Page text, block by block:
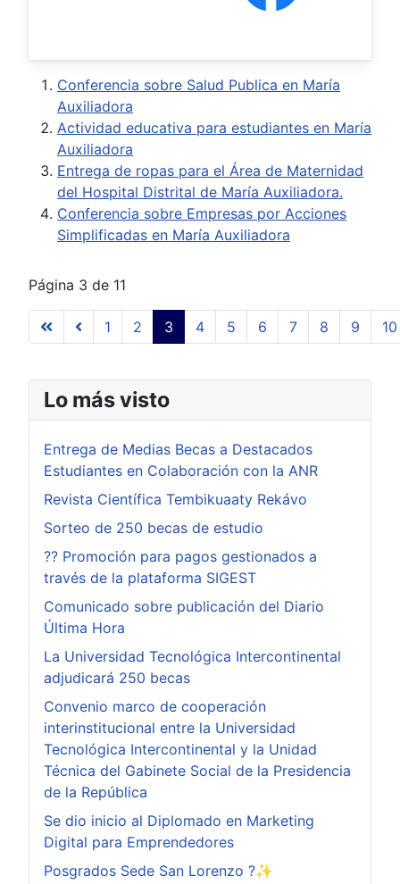
Conferencia sobre Salud Publica en María
Auxiliadora
Actividad educativa para estudiantes en María
Auxiliadora
Entrega de ropas para el Área de Maternidad
del Hospital Distrital de María Auxiliadora.
Conferencia sobre Empresas por Acciones
Simplificadas en María Auxiliadora
Página 3 de 11
1 2 3 4 5 6 7 8 9 10
Lo más visto
Entrega de Medias Becas a Destacados
Estudiantes en Colaboración con la ANR
Revista Científica Tembikuaaty Rekávo
Sorteo de 250 becas de estudio
?? Promoción para pagos gestionados a
través de la plataforma SIGEST
Comunicado sobre publicación del Diario
Última Hora
La Universidad Tecnológica Intercontinental
adjudicará 250 becas
Convenio marco de cooperación
interinstitucional entre la Universidad
Tecnológica Intercontinental y la Unidad
Técnica del Gabinete Social de la Presidencia
de la República
Se dio inicio al Diplomado en Marketing
Digital para Emprendedores
Posgrados Sede San Lorenzo ?✨